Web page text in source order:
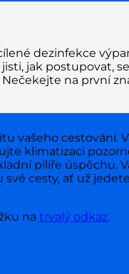
dezinfekce
jak postupovat,
Nečekejte na první
vašeho cestování.
klimatizaci
pilíře úspěchu.
cesty, ať už
na trvalý odkaz.